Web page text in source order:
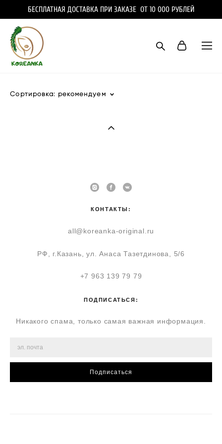
БЕСПЛАТНАЯ ДОСТАВКА ПРИ ЗАКАЗЕ ОТ 10 000 РУБЛЕЙ
Сортировка: рекомендуем
КОНТАКТЫ:
all@koreanka-original.ru
РФ, г.Казань, ул. Анаса Тазетдинова, 5/6
+7 963 139 79 79
ПОДПИСАТЬСЯ:
Никакого спама, только самая важная информация.
Подписаться